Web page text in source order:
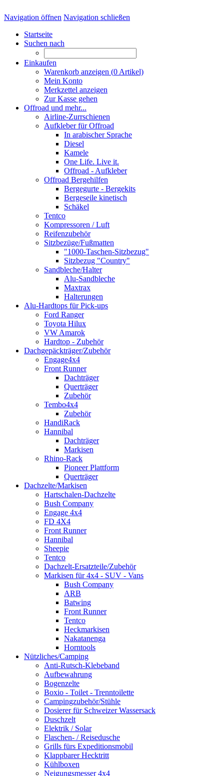
Navigation öffnen Navigation schließen
Startseite
Suchen nach
Einkaufen
Warenkorb anzeigen (0 Artikel)
Mein Konto
Merkzettel anzeigen
Zur Kasse gehen
Offroad und mehr...
Airline-Zurrschienen
Aufkleber für Offroad
In arabischer Sprache
Diesel
Kamele
One Life. Live it.
Offroad - Aufkleber
Offroad Bergehilfen
Bergegurte - Bergekits
Bergeseile kinetisch
Schäkel
Tentco
Kompressoren / Luft
Reifenzubehör
Sitzbezüge/Fußmatten
"1000-Taschen-Sitzbezug"
Sitzbezug "Country"
Sandbleche/Halter
Alu-Sandbleche
Maxtrax
Halterungen
Alu-Hardtops für Pick-ups
Ford Ranger
Toyota Hilux
VW Amarok
Hardtop - Zubehör
Dachgepäckträger/Zubehör
Engage4x4
Front Runner
Dachträger
Querträger
Zubehör
Tembo4x4
Zubehör
HandiRack
Hannibal
Dachträger
Markisen
Rhino-Rack
Pioneer Plattform
Querträger
Dachzelte/Markisen
Hartschalen-Dachzelte
Bush Company
Engage 4x4
FD 4X4
Front Runner
Hannibal
Sheepie
Tentco
Dachzelt-Ersatzteile/Zubehör
Markisen für 4x4 - SUV - Vans
Bush Company
ARB
Batwing
Front Runner
Tentco
Heckmarkisen
Nakatanenga
Horntools
Nützliches/Camping
Anti-Rutsch-Klebeband
Aufbewahrung
Bogenzelte
Boxio - Toilet - Trenntoilette
Campingzubehör/Stühle
Dosierer für Schweizer Wassersack
Duschzelt
Elektrik / Solar
Flaschen- / Reisedusche
Grills fürs Expeditionsmobil
Klappbarer Hecktritt
Kühlboxen
Neigungsmesser 4x4